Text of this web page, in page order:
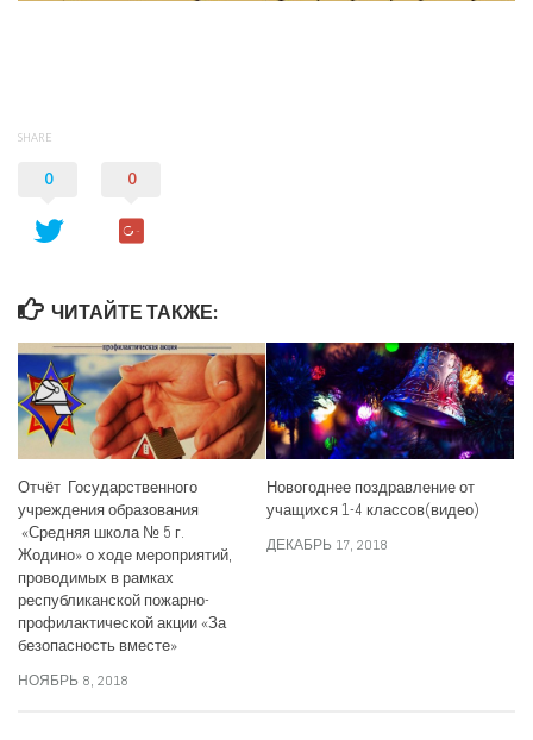
SHARE
0 0
ЧИТАЙТЕ ТАКЖЕ:
Отчёт Государственного
учреждения образования
«Средняя школа № 5 г.
Жодино» о ходе мероприятий,
проводимых в рамках
республиканской пожарно-
профилактической акции «За
безопасность вместе»
НОЯБРЬ 8, 2018
Новогоднее поздравление от
учащихся 1-4 классов(видео)
ДЕКАБРЬ 17, 2018